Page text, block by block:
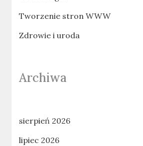
Tworzenie stron WWW
Zdrowie i uroda
Archiwa
sierpień 2026
lipiec 2026